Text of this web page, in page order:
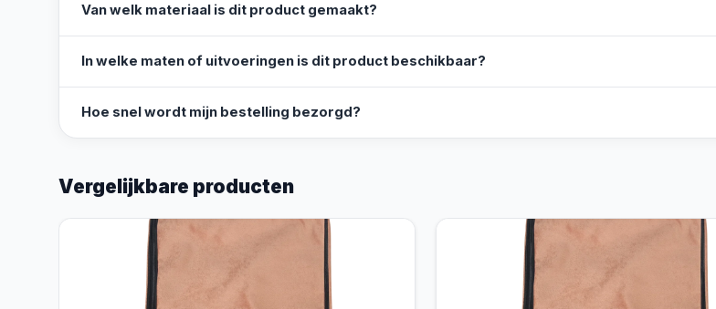
Van welk materiaal is dit product gemaakt?
In welke maten of uitvoeringen is dit product beschikbaar?
Hoe snel wordt mijn bestelling bezorgd?
Vergelijkbare producten